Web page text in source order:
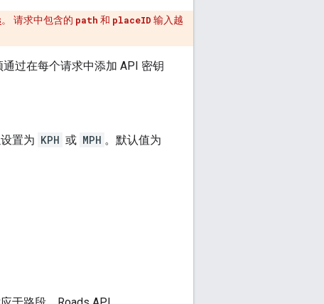
。 请求中包含的 path 和 placeID 输入越
过在每个请求中添加 API 密钥
置为 KPH 或 MPH 。默认值为